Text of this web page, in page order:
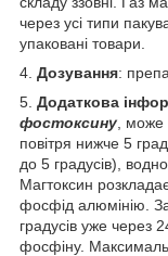
через усі типи
упаковані товари.
4. Дозування:
5. Додаткова
фостоксину ,
повітря нижче 5
до 5 градусів),
Магтоксин
фосфід алюмінію.
градусів уже через
фосфіну.